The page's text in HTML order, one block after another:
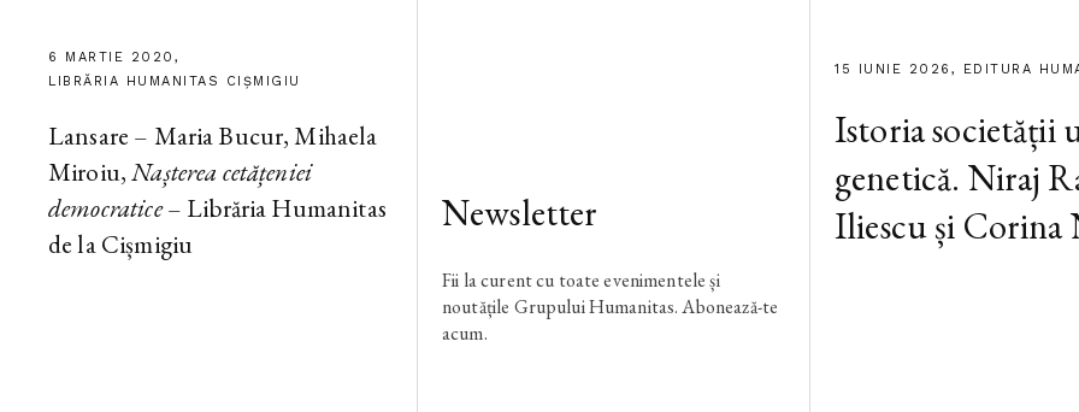
15 IUNIE 2026, EDITURA
Istoria societății
genetică. Niraj
Iliescu și Corina
6 MARTIE 2020,
LIBRĂRIA HUMANITAS CIȘMIGIU
Lansare – Maria Bucur, Mihaela
Miroiu,Nașterea cetățeniei
democratice– Librăria Humanitas
de la Cișmigiu
Newsletter
Fii la curent cu toate evenimentele și
noutățile Grupului Humanitas. Abonează-te
acum.